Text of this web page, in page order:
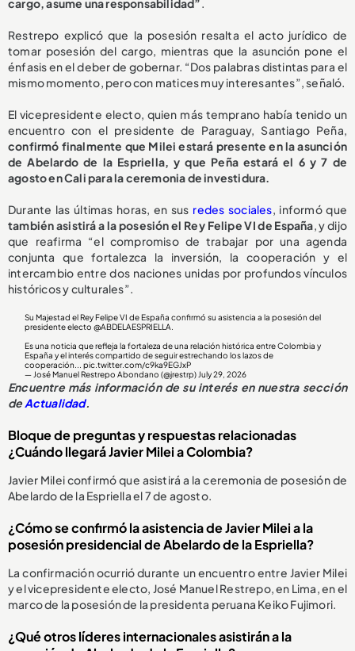
cargo, asume una responsabilidad”.
Restrepo explicó que la posesión resalta el acto jurídico de
tomar posesión del cargo, mientras que la asunción pone el
énfasis en el deber de gobernar. “Dos palabras distintas para el
mismo momento, pero con matices muy interesantes”, señaló.
El vicepresidente electo, quien más temprano había tenido un
encuentro con el presidente de Paraguay, Santiago Peña,
confirmó finalmente que Milei estará presente en la asunción
de Abelardo de la Espriella, y que Peña estará el 6 y 7 de
agosto en Cali para la ceremonia de investidura.
Durante las últimas horas, en sus redes sociales, informó que
también asistirá a la posesión el Rey Felipe VI de España, y dijo
que reafirma “el compromiso de trabajar por una agenda
conjunta que fortalezca la inversión, la cooperación y el
intercambio entre dos naciones unidas por profundos vínculos
históricos y culturales”.
Su Majestad el Rey Felipe VI de España confirmó su asistencia a la posesión del
presidente electo@ABDELAESPRIELLA.
Es una noticia que refleja la fortaleza de una relación histórica entre Colombia y
España y el interés compartido de seguir estrechando los lazos de
cooperación...pic.twitter.com/c9ka9EGJxP
— José Manuel Restrepo Abondano (@jrestrp)July 29, 2026
Encuentre más información de su interés en nuestra sección
deActualidad.
Bloque de preguntas y respuestas relacionadas
¿Cuándo llegará Javier Milei a Colombia?
Javier Milei confirmó que asistirá a la ceremonia de posesión de
Abelardo de la Espriella el 7 de agosto.
¿Cómo se confirmó la asistencia de Javier Milei a la
posesión presidencial de Abelardo de la Espriella?
La confirmación ocurrió durante un encuentro entre Javier Milei
y el vicepresidente electo, José Manuel Restrepo, en Lima, en el
marco de la posesión de la presidenta peruana Keiko Fujimori.
¿Qué otros líderes internacionales asistirán a la